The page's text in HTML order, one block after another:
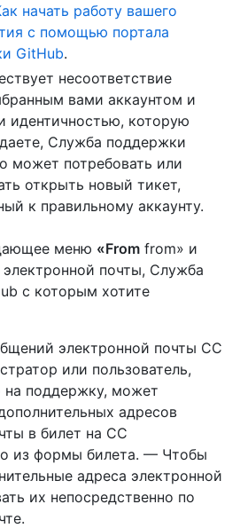
начать работу вашего
с помощью портала
GitHub.
несоответствие
вами аккаунтом и
идентичностью, которую
Служба поддержки
может потребовать или
открыть новый тикет,
к правильному аккаунту.
меню «From from» и
почты, Служба
с которым хотите
электронной почты CC
или пользователь,
поддержку, может
адресов
в билет на CC
из формы билета. — Чтобы
адреса электронной
их непосредственно по